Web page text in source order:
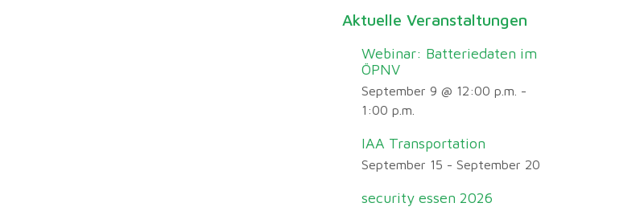
Aktuelle Veranstaltungen
Webinar: Batteriedaten im
ÖPNV
September 9 @ 12:00 p.m. -
1:00 p.m.
IAA Transportation
September 15 -September 20
security essen 2026